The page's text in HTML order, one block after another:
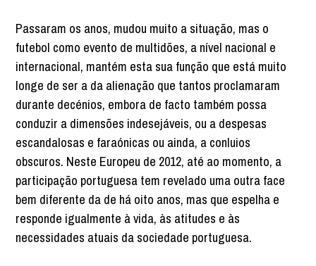
Passaram os anos, mudou muito a situação, mas o
futebol como evento de multidões, a nível nacional e
internacional, mantém esta sua função que está muito
longe de ser a da alienação que tantos proclamaram
durante decénios, embora de facto também possa
conduzir a dimensões indesejáveis, ou a despesas
escandalosas e faraónicas ou ainda, a conluios
obscuros. Neste Europeu de 2012, até ao momento, a
participação portuguesa tem revelado uma outra face
bem diferente da de há oito anos, mas que espelha e
responde igualmente à vida, às atitudes e às
necessidades atuais da sociedade portuguesa.